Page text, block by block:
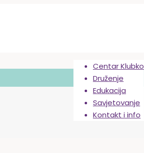
Centar Klubko
Druženje
Edukacija
Savjetovanje
Kontakt i info